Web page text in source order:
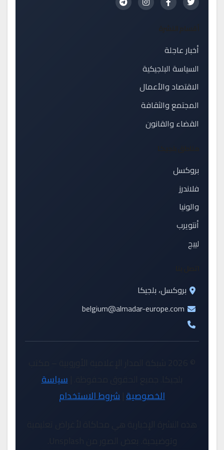
أخبار عاجلة
السياسة البلجيكية
الاقتصاد والأعمال
المجتمع والثقافة
القضاء والقانون
بروكسل
فلاندرز
والونيا
أنتويرب
لييج
بروكسل، بلجيكا
belgium@almadar-europe.com
بلجيكا. جميع الحقوق محفوظة. |سياسة
الخصوصية شروط الاستخدام